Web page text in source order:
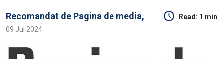
Recomandat de Pagina de media, Read: 1 min
09 Jul 2024